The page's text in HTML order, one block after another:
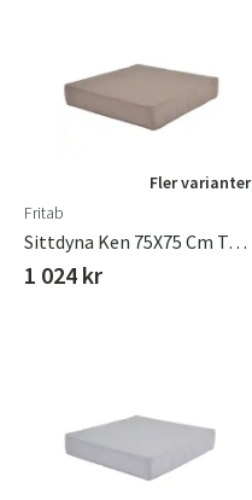
Fler varianter
Fritab
Sittdyna Ken 75X75 Cm Taupe
1 024 kr